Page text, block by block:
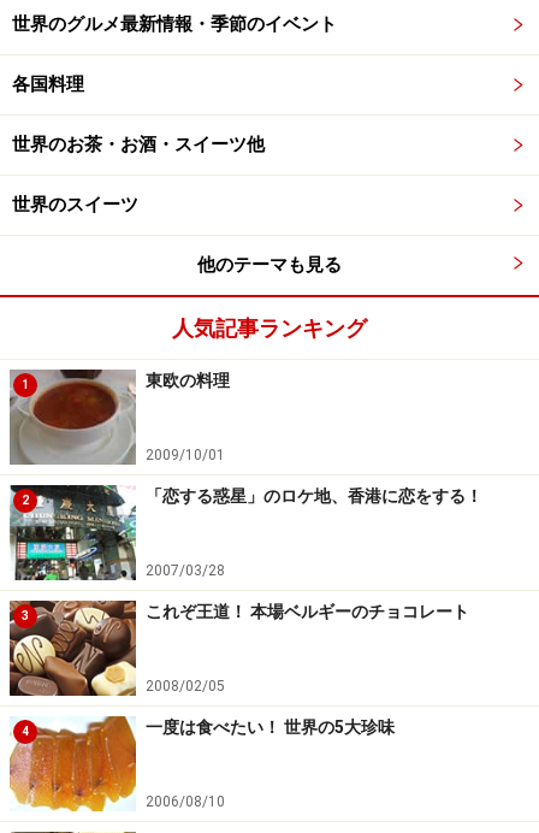
ではなく、よい一家をつくる」という経営理念に基づい
精神と伝統を大切にする精神、そのバランスの良さがこ
の居心地のよい空間を作り出しているのでしょう。
次のページでは、ガチョウのローストだけじゃない、ヨ
ンキーの名物料理の数々をご紹介します！
※記事内容は執筆時点のものです。最新の内容をご確認くださ
い。
※海外を訪れる際には最新情報の入手に努め、「
ホームページ」を確認するなど、安全確保に十分注意を払ってく
ださい。
次のページへ
世界のグルメ最新情報・季節のイベント
各国料理
世界のお茶・お酒・スイーツ他
世界のスイーツ
他のテーマも見る
人気記事ランキング
1 東欧の料理
2009/10/01
2 「恋する惑星」のロケ地、香港に恋をする！
2007/03/28
3 これぞ王道！ 本場ベルギーのチョコレート
2008/02/05
4 一度は食べたい！ 世界の5大珍味
2006/08/10